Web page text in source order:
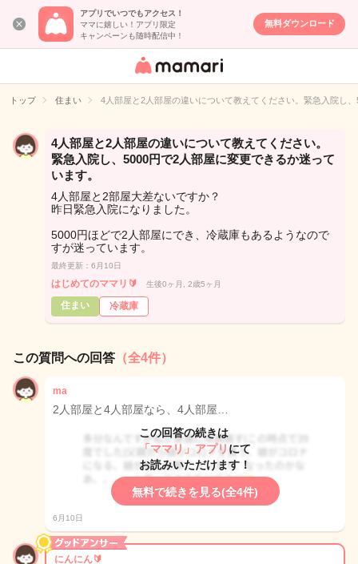
アプリでいつでもアクセス！
ママに嬉しい！アプリ限定
キャンペーンも随時配信中！
無料ダウンロード
女性専用匿名QA
イト
トップ 住まい 4人部屋と2人部屋の違いについて教えてください。緊急入院し
4人部屋と2人部屋の違いについて教えてください。
緊急入院し、5000円で2人部屋に変更できるか迷って
います。
4人部屋と2部屋大差ないですか？
昨日緊急入院になりました。
5000円ほどで2人部屋にでき、冷蔵庫もあるようなので
すが迷っています。
最終更新：6月10日
はじめてのママリ🔰 生後0ヶ月, 2歳5ヶ月
住まい 冷蔵庫
この質問への回答 （全4件）
ma
2人部屋と4人部屋なら、4人部屋…
この回答の続きは
「ママリ」アプリ にて
お読みいただけます！
無料で続きを見る(全4件)
6月10日
にんにん🔰